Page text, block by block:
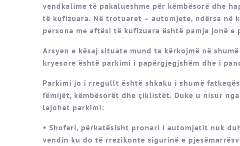
vendkalime të pakalueshme për këmbësorë dhe
të kufizuara. Në trotuaret – automjete, ndërsa në
persona me aftësi të kufizuara është pamja jonë
Arsyen e kësaj situate mund ta kërkojmë në
kryesore është parkimi i papërgjegjshëm dhe i
Parkimi jo i rregullt është shkaku i shumë
fëmijët, këmbësorët dhe çiklistët. Duke u nisur
lejohet parkimi:
• Shoferi, përkatësisht pronari i automjetit nuk
vendin ku do të rrezikonte sigurinë e